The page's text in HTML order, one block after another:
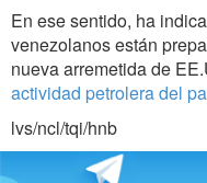
En ese sentido, ha
venezolanos están
nueva arremetida de
actividad petrolera del
lvs/ncl/tqi/hnb